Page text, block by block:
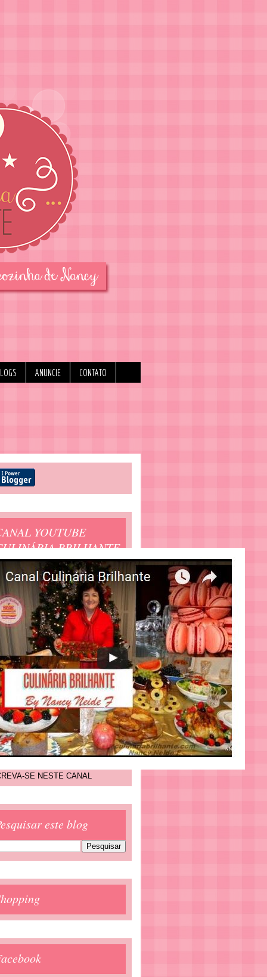
ANUNCIE CONTATO
YOUTUBE
BRILHANTE
SE NESTE CANAL
este blog